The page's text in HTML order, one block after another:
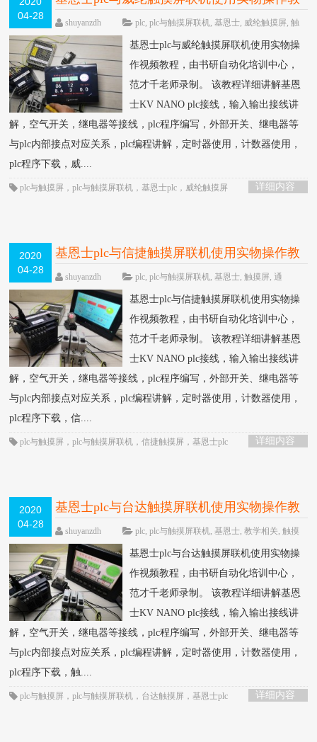
04-28
程
HOT
shuyanzdh plc,plc与触摸屏联机, 基恩士, 威纶触摸屏,触
摸屏,通信
基恩士plc与威纶触摸屏联机使用实物操
作视频教程，由书研自动化培训中心，
范才千老师录制。 该教程详细讲解基恩
士KV NANO plc接线，输入输出接线讲
解，空气开关，继电器等接线，plc程序编写，外部开关、继电器等
与plc内部接点对应关系，plc编程讲解，定时器使用，计数器使用，
plc程序下载，威....
详细内容
plc与触摸屏 ，plc与触摸屏联机 ， 基恩士plc ， 威纶触摸屏
2020
04-28
基恩士plc与信捷触摸屏联机使用实物操作教
程
HOT
shuyanzdh plc,plc与触摸屏联机, 基恩士,触摸屏,通
信
围观1044次
基恩士plc与信捷触摸屏联机使用实物操
作视频教程，由书研自动化培训中心，
范才千老师录制。 该教程详细讲解基恩
士KV NANO plc接线，输入输出接线讲
解，空气开关，继电器等接线，plc程序编写，外部开关、继电器等
与plc内部接点对应关系，plc编程讲解，定时器使用，计数器使用，
plc程序下载，信....
详细内容
plc与触摸屏 ，plc与触摸屏联机 ，信捷触摸屏 ， 基恩士plc
2020
04-28
基恩士plc与台达触摸屏联机使用实物操作教
程
HOT
shuyanzdh plc,plc与触摸屏联机, 基恩士,教学相关,触摸
屏,通信 围观1155次
基恩士plc与台达触摸屏联机使用实物操
作视频教程，由书研自动化培训中心，
范才千老师录制。 该教程详细讲解基恩
士KV NANO plc接线，输入输出接线讲
解，空气开关，继电器等接线，plc程序编写，外部开关、继电器等
与plc内部接点对应关系，plc编程讲解，定时器使用，计数器使用，
plc程序下载，触....
详细内容
plc与触摸屏 ，plc与触摸屏联机 ， 台达触摸屏 ， 基恩士plc